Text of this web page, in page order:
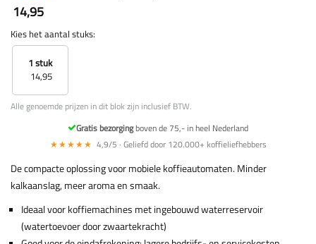
14,95
Kies het aantal stuks:
1 stuk
14,95
Alle genoemde prijzen in dit blok zijn inclusief BTW.
Gratis bezorgingboven de 75,- in heel Nederland
★★★★★ 4,9/5 · Geliefd door 120.000+ koffieliefhebbers
De compacte oplossing voor mobiele koffieautomaten. Minder
kalkaanslag, meer aroma en smaak.
Ideaal voor koffiemachines met ingebouwd waterreservoir
(watertoevoer door zwaartekracht)